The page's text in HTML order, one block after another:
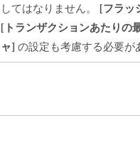
してはなりません。 [フラッ
[トランザクションあたりの
ャ] の設定も考慮する必要が